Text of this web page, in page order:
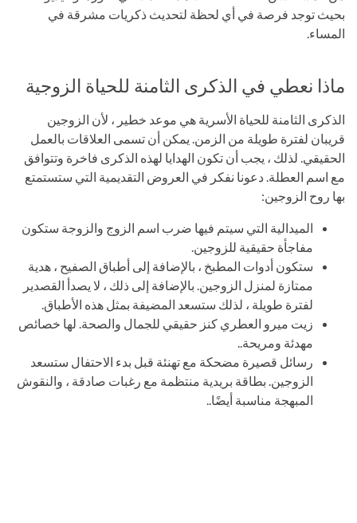
بحيث توجد فرصة في أي لحظة لتحديث ذكريات مشرقة في
المساء.
ماذا نعطي في الذكرى الثامنة للحياة الزوجية
الذكرى الثامنة للحياة الأسرية هي موعد خطير ، لأن الزوجين
قريبان لفترة طويلة من الزمن. يمكن أن تسمى العلاقات بالعمل
الحقيقي. لذلك ، يجب أن تكون الهدايا لهذه الذكرى فاخرة وتتوافق
مع اسم العطلة. دعونا نفكر في العروض التقديمية التي ستستمتع
بها روح الزوجين:
الميدالية التي سيتم فيها ضرب اسم الزوج والزوجة ستكون
مفاجأة حقيقية للزوجين.
ستكون أدوات المطبخ ، بالإضافة إلى أطباق الصفيح ، هدية
ممتازة لمنزل الزوجين. بالإضافة إلى ذلك ، لا يصدأ القصدير
لفترة طويلة ، لذلك ستسعد المضيفة بمثل هذه الأطباق.
زيت ميرو العطري كنز حقيقي للجمال والصحة. لها خصائص
مهدئة ومريحة..
رسائل قصيرة مضحكة مع تهنئة قبل بدء الاحتفال ستسعد
الزوجين. بطاقة بريدية منتظمة مع رغبات صادقة ، والنقوش
المبهجة مناسبة أيضًا..